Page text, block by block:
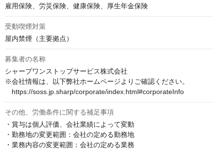
雇用保険、労災保険、健康保険、厚生年金保険
受動喫煙対策
屋内禁煙（主要拠点）
募集者の名称
シャープワンストップサービス株式会社
※会社情報は、以下弊社ホームページよりご確認ください。
https://soss.jp.sharp/corporate/index.html#corporateInfo
その他、労働条件に関する補足事項
・賞与は個人評価、会社業績によって変動
・勤務地の変更範囲：会社の定める勤務地
・業務内容の変更範囲：会社の定める業務